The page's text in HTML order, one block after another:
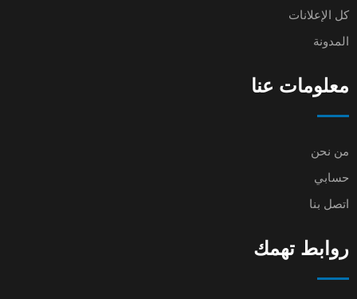
كل الإعلانات
المدونة
معلومات عنا
من نحن
حسابي
اتصل بنا
روابط تهمك